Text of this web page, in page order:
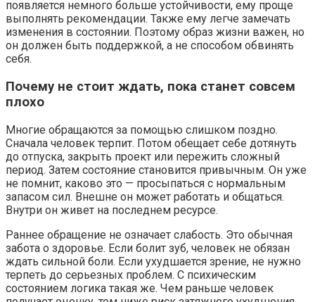
появляется немного больше устойчивости, ему проще
выполнять рекомендации. Также ему легче замечать
изменения в состоянии. Поэтому образ жизни важен, но
он должен быть поддержкой, а не способом обвинять
себя.
Почему не стоит ждать, пока станет совсем
плохо
Многие обращаются за помощью слишком поздно.
Сначала человек терпит. Потом обещает себе дотянуть
до отпуска, закрыть проект или пережить сложный
период. Затем состояние становится привычным. Он уже
не помнит, каково это — просыпаться с нормальным
запасом сил. Внешне он может работать и общаться.
Внутри он живет на последнем ресурсе.
Раннее обращение не означает слабость. Это обычная
забота о здоровье. Если болит зуб, человек не обязан
ждать сильной боли. Если ухудшается зрение, не нужно
терпеть до серьезных проблем. С психическим
состоянием логика такая же. Чем раньше человек